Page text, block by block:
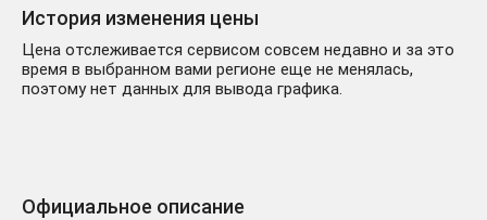
История изменения цены
Цена отслеживается сервисом совсем недавно и за это
время в выбранном вами регионе еще не менялась,
поэтому нет данных для вывода графика.
Официальное описание